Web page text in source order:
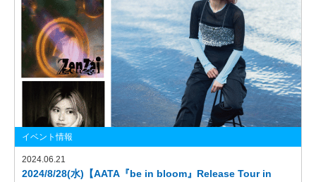
イベント情報
2024.06.21
2024/8/28(水)【AATA『be in bloom』Release Tour in